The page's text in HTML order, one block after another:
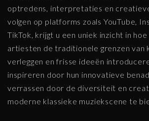
optredens, interpretaties en
volgen op platforms zoals YouTube,
TikTok, krijgt u een uniek inzicht in
artiesten de traditionele grenzen van
verleggen en frisse ideeën
inspireren door hun innovatieve
verrassen door de diversiteit en
moderne klassieke muziekscene te